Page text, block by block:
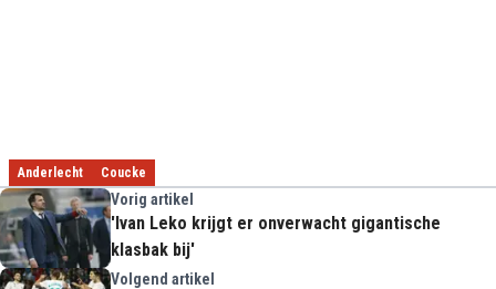
Anderlecht Coucke
Vorig artikel
'Ivan Leko krijgt er onverwacht gigantische
klasbak bij'
Volgend artikel